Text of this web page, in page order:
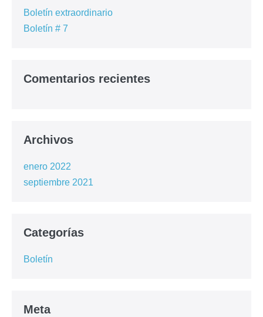
Boletín extraordinario
Boletín # 7
Comentarios recientes
Archivos
enero 2022
septiembre 2021
Categorías
Boletín
Meta